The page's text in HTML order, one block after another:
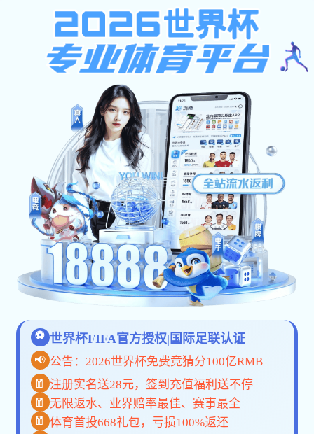
nba买球推荐,线人1973电影免费在线观看,星空电竞体育
nba买球推荐,
费在线观看,星
买球推荐（新
电影免费在线
首页 线人1973电影免费在线观看概况
师资队伍 nba买球推荐工作
首页>>学工工作>>学生就业>> 正文
学工动态
学生就业
思政动态
学生资助
校友工作
【就业
为切实解决
验的左老师坐诊